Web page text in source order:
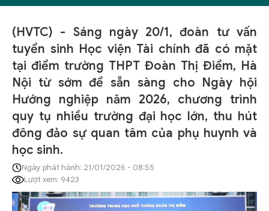
(HVTC) - Sáng ngày 20/1, đoàn tư vấn
tuyển sinh Học viện Tài chính đã có mặt
tại điểm trường THPT Đoàn Thị Điểm, Hà
Nội từ sớm để sẵn sàng cho Ngày hội
Hướng nghiệp năm 2026, chương trình
quy tụ nhiều trường đại học lớn, thu hút
đông đảo sự quan tâm của phụ huynh và
học sinh.
Ngày phát hành: 21/01/2026 - 08:55
Lượt xem: 9423